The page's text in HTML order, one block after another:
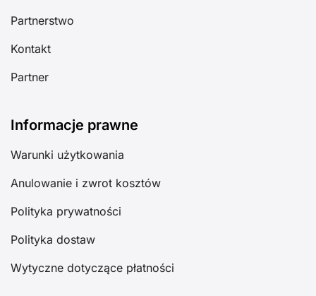
Partnerstwo
Kontakt
Partner
Informacje prawne
Warunki użytkowania
Anulowanie i zwrot kosztów
Polityka prywatności
Polityka dostaw
Wytyczne dotyczące płatności